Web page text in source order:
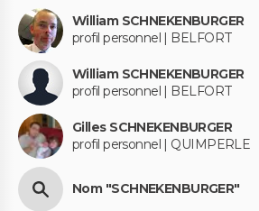
William SCHNEKENBURGER
profil personnel | BELFORT
William SCHNEKENBURGER
profil personnel | BELFORT
Gilles SCHNEKENBURGER
profil personnel | QUIMPERLE
Nom "SCHNEKENBURGER"